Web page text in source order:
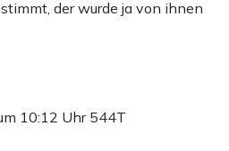
der wurde ja von ihnen
10:12 Uhr 544T